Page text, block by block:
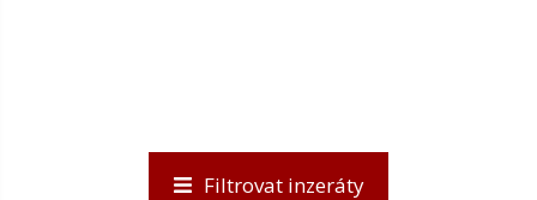
Filtrovat inzeráty